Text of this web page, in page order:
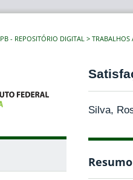
- REPOSITÓRIO DIGITAL TRABALHOS
Silva,
Resumo